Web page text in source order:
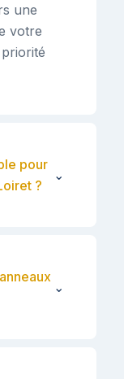
une
votre
pour
?
⌄
⌄